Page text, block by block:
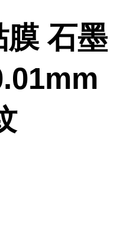
膜 石墨